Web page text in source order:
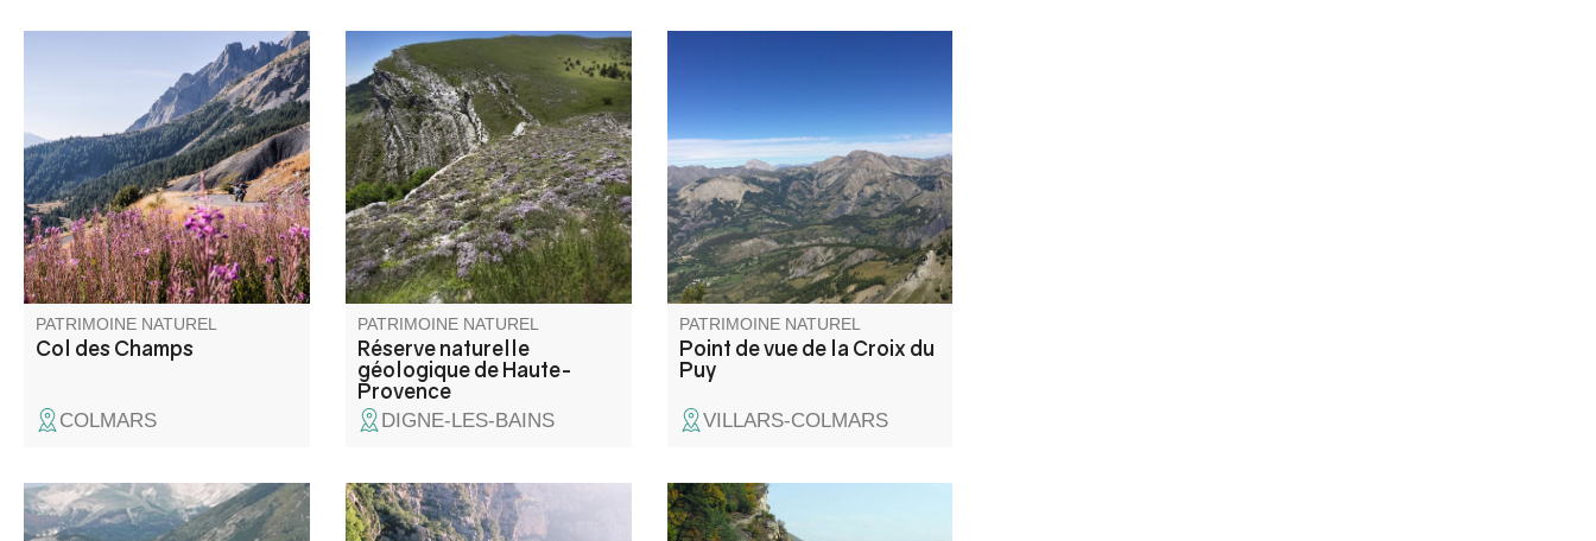
Col de montagne routier situé à
2 045 m d'altitude, entre Alpes
de Haute Provence et Alpes
Maritimes. En bordure de la
zone coeur du Parc national du
Mercantour, il offre une vue
panoramique d'exception. C'est
aussi le royaume des
marmottes.
PATRIMOINE NATUREL
Col des Champs
COLMARS
La réserve naturelle
géologique de Haute-Provence
située entre le Verdon et la
Durance est labellisé pour la
diversité de ses paysages,
témoins du passé géologique
de ce massif et de la Terre. Elle
est la plus grande réserve de
ce type en Europe.
PATRIMOINE NATUREL
Réserve naturelle
géologique de Haute-
Provence
DIGNE-LES-BAINS
la haute vallée du Verdon.
PATRIMOINE NATUREL
Point de vue de la Croix du
Puy
VILLARS-COLMARS
La zone humide du Lac des
Passerelle piétonne au dessus
Le site des grès d'Annot est un